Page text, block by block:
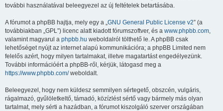
további használatával beleegyezel az új feltételek betartásába.
A fórumot a phpBB hajtja, mely egy a „GNU General Public License v2” (a
továbbiakban „GPL”) licenc alatt kiadott fórumszoftver, és a www.phpbb.com,
valamint magyarul a phpbb.hu weboldalról tölthető le. A phpBB csak
lehetőséget nyújt az internet alapú kommunikációra; a phpBB Limited nem
felelős azért, hogy milyen tartalmakat, illetve magatartást engedélyezünk.
További információért a phpBB-ről, kérjük, látogasd meg a
https://www.phpbb.com/weboldalt.
Beleegyezel, hogy nem küldesz semmilyen sértegető, obszcén, vulgáris,
rágalmazó, gyűlöletkeltő, támadó, közízlést sértő vagy bármely más olyan
tartalmat, mely sérti a hazádban, a fórumot kiszolgáló szerver országában